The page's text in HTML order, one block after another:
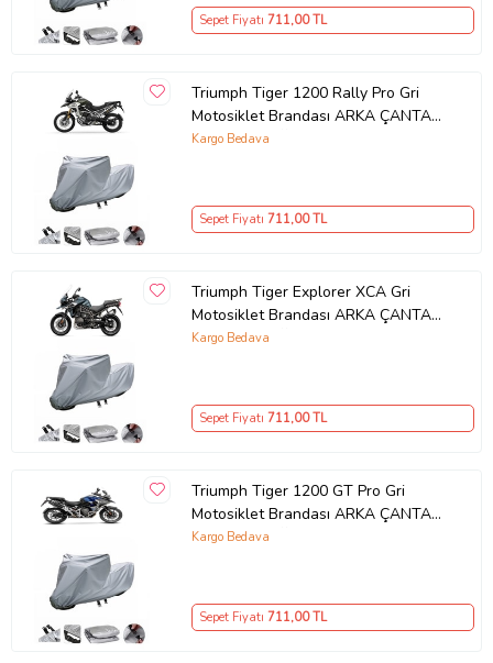
Sepet Fiyatı 711,00 TL
Triumph Tiger 1200 Rally Pro Gri
Motosiklet Brandası ARKA ÇANTA
UYUMLU DEĞİLDİR
Kargo Bedava
Sepet Fiyatı 711,00 TL
Triumph Tiger Explorer XCA Gri
Motosiklet Brandası ARKA ÇANTA
UYUMLU DEĞİLDİR
Kargo Bedava
Sepet Fiyatı 711,00 TL
Triumph Tiger 1200 GT Pro Gri
Motosiklet Brandası ARKA ÇANTA
UYUMLU DEĞİLDİR
Kargo Bedava
Sepet Fiyatı 711,00 TL